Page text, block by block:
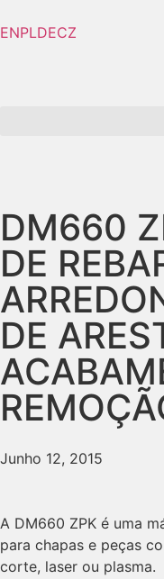
ENPLDECZ
DM660
DE
DE
Junho 12, 2015
A DM660 ZPK é uma
para chapas e peças
corte, laser ou plasma.